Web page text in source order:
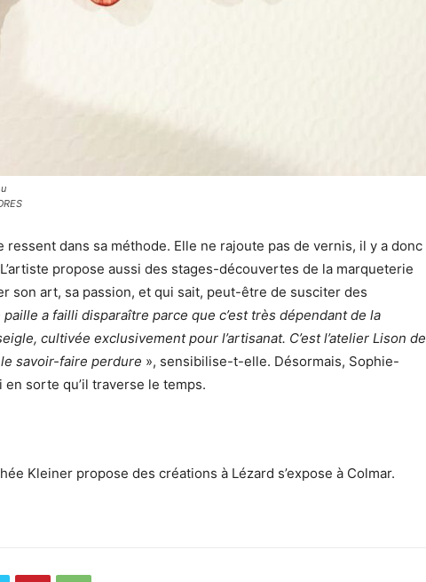
dans sa méthode. Elle ne rajoute pas de vernis, il y a donc
propose aussi des stages-découvertes de la marqueterie
son art, sa passion, et qui sait, peut-être de susciter des
a failli disparaître parce que c’est très dépendant de la
cultivée exclusivement pour l’artisanat. C’est l’atelier Lison de
savoir-faire perdure », sensibilise-t-elle. Désormais, Sophie-
sorte qu’il traverse le temps.
Kleiner propose des créations à Lézard s’expose à Colmar.